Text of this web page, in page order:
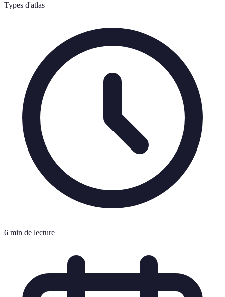
Types d'atlas
6 min de lecture